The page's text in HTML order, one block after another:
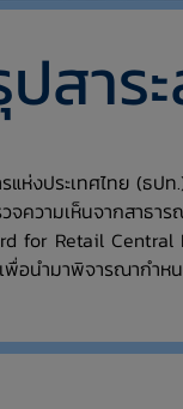
สาร
แห่งประเทศไทย (ธป
จความเห็นจากสาธา
for Retail
พื่อนำมาพิจารณากำห